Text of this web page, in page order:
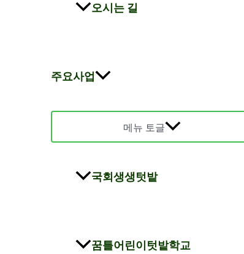
오시는 길
주요사업
메뉴 토글
국회생생텃밭
꿈틀어린이텃밭학교